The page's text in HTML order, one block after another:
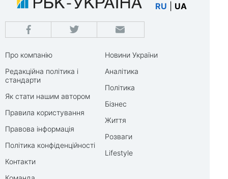
RU UA
Про компанію
Редакційна політика і
стандарти
Як стати нашим автором
Правила користування
Правова інформація
Політика конфіденційності
Контакти
Новини України
Аналітика
Політика
Бізнес
Життя
Розваги
Lifestyle